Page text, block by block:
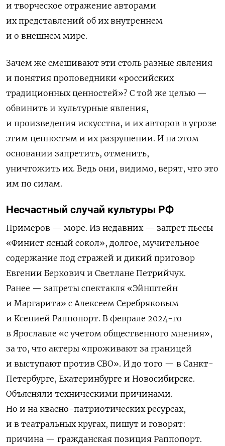
и творческое отражение авторами
их представлений об их внутреннем
и о внешнем мире.
Зачем же смешивают эти столь разные явления
и понятия проповедники «российских
традиционных ценностей»? С той же целью —
обвинить и культурные явления,
и произведения искусства, и их авторов в угрозе
этим ценностям и их разрушении. И на этом
основании запретить, отменить,
уничтожить их. Ведь они, видимо, верят, что это
им по силам.
Несчастный случай культуры РФ
Примеров — море. Из недавних — запрет пьесы
«Финист ясный сокол», долгое, мучительное
содержание под стражей и дикий приговор
Евгении Беркович и Светлане Петрийчук.
Ранее — запреты спектакля «Эйнштейн
и Маргарита» с Алексеем Серебряковым
и Ксенией Раппопорт. В феврале 2024-го
в Ярославле «с учетом общественного мнения»,
за то, что актеры «проживают за границей
и выступают против СВО». И до того — в Санкт-
Петербурге, Екатеринбурге и Новосибирске.
Объясняли техническими причинами.
Но и на квасно-патриотических ресурсах,
и в театральных кругах, пишут и говорят:
причина — гражданская позиция Раппопорт.